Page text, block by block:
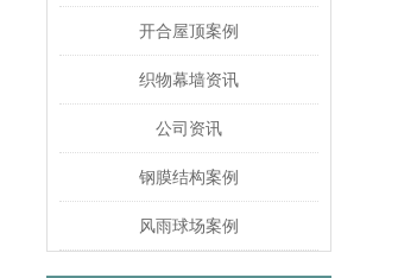
开合屋顶案例
织物幕墙资讯
公司资讯
钢膜结构案例
风雨球场案例